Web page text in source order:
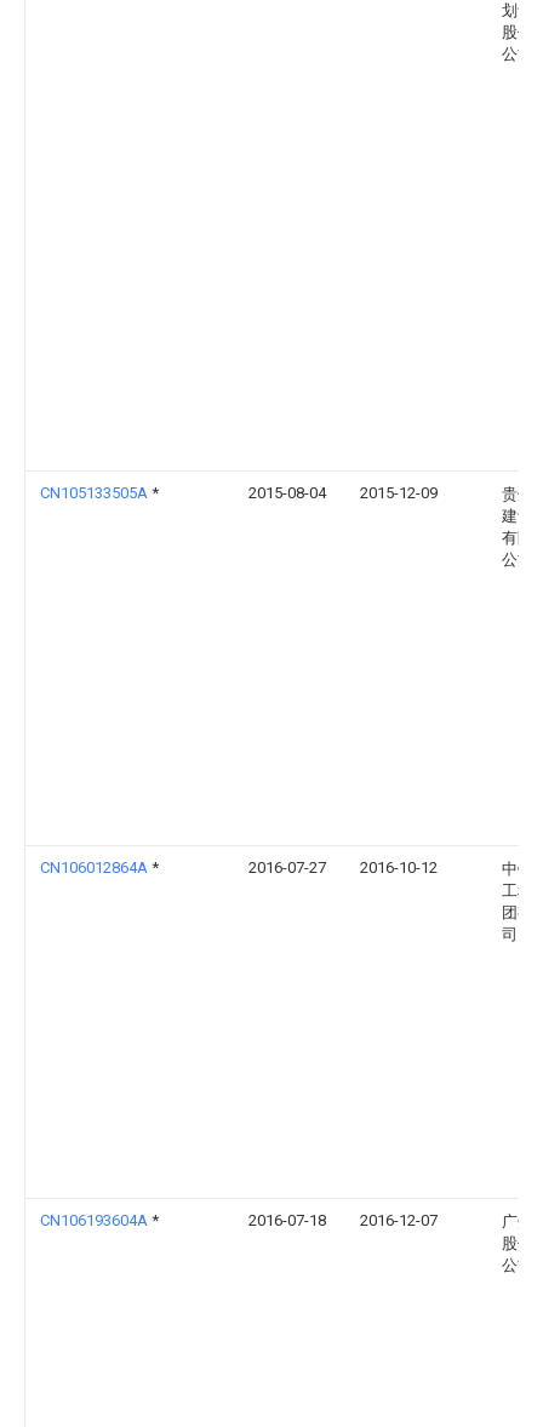
划设
股份
公司
CN105133505A * 2015-08-04 2015-12-09
贵州
建设
有限
公司
CN106012864A * 2016-07-27 2016-10-12
中铁
工程
团有
司
CN106193604A * 2016-07-18 2016-12-07
广州
股份
公司